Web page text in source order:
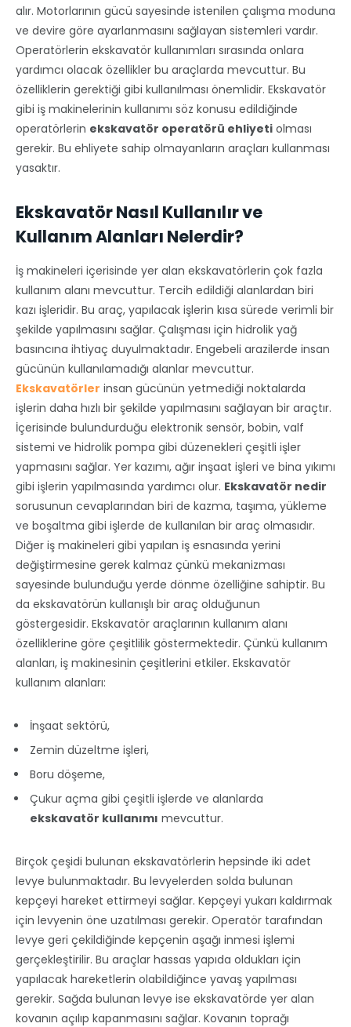
alır. Motorlarının gücü sayesinde istenilen çalışma moduna
ve devire göre ayarlanmasını sağlayan sistemleri vardır.
Operatörlerin ekskavatör kullanımları sırasında onlara
yardımcı olacak özellikler bu araçlarda mevcuttur. Bu
özelliklerin gerektiği gibi kullanılması önemlidir. Ekskavatör
gibi iş makinelerinin kullanımı söz konusu edildiğinde
operatörlerin ekskavatör operatörü ehliyeti olması
gerekir. Bu ehliyete sahip olmayanların araçları kullanması
yasaktır.
Ekskavatör Nasıl Kullanılır ve
Kullanım Alanları Nelerdir?
İş makineleri içerisinde yer alan ekskavatörlerin çok fazla
kullanım alanı mevcuttur. Tercih edildiği alanlardan biri
kazı işleridir. Bu araç, yapılacak işlerin kısa sürede verimli bir
şekilde yapılmasını sağlar. Çalışması için hidrolik yağ
basıncına ihtiyaç duyulmaktadır. Engebeli arazilerde insan
gücünün kullanılamadığı alanlar mevcuttur.
Ekskavatörler insan gücünün yetmediği noktalarda
işlerin daha hızlı bir şekilde yapılmasını sağlayan bir araçtır.
İçerisinde bulundurduğu elektronik sensör, bobin, valf
sistemi ve hidrolik pompa gibi düzenekleri çeşitli işler
yapmasını sağlar. Yer kazımı, ağır inşaat işleri ve bina yıkımı
gibi işlerin yapılmasında yardımcı olur. Ekskavatör nedir
sorusunun cevaplarından biri de kazma, taşıma, yükleme
ve boşaltma gibi işlerde de kullanılan bir araç olmasıdır.
Diğer iş makineleri gibi yapılan iş esnasında yerini
değiştirmesine gerek kalmaz çünkü mekanizması
sayesinde bulunduğu yerde dönme özelliğine sahiptir. Bu
da ekskavatörün kullanışlı bir araç olduğunun
göstergesidir. Ekskavatör araçlarının kullanım alanı
özelliklerine göre çeşitlilik göstermektedir. Çünkü kullanım
alanları, iş makinesinin çeşitlerini etkiler. Ekskavatör
kullanım alanları:
İnşaat sektörü,
Zemin düzeltme işleri,
Boru döşeme,
Çukur açma gibi çeşitli işlerde ve alanlarda
ekskavatör kullanımı mevcuttur.
Birçok çeşidi bulunan ekskavatörlerin hepsinde iki adet
levye bulunmaktadır. Bu levyelerden solda bulunan
kepçeyi hareket ettirmeyi sağlar. Kepçeyi yukarı kaldırmak
için levyenin öne uzatılması gerekir. Operatör tarafından
levye geri çekildiğinde kepçenin aşağı inmesi işlemi
gerçekleştirilir. Bu araçlar hassas yapıda oldukları için
yapılacak hareketlerin olabildiğince yavaş yapılması
gerekir. Sağda bulunan levye ise ekskavatörde yer alan
kovanın açılıp kapanmasını sağlar. Kovanın toprağı